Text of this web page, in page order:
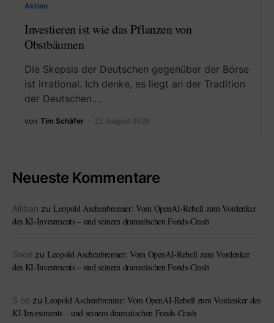
Aktien
Investieren ist wie das Pflanzen von
Obstbäumen
Die Skepsis der Deutschen gegenüber der Börse
ist irrational. Ich denke, es liegt an der Tradition
der Deutschen.…
von Tim Schäfer 22. August 2020
Neueste Kommentare
Alliban zu Leopold Aschenbrenner: Vom OpenAI-Rebell zum Vordenker
des KI-Investments – und seinem dramatischen Fonds-Crash
Snoo zu Leopold Aschenbrenner: Vom OpenAI-Rebell zum Vordenker
des KI-Investments – und seinem dramatischen Fonds-Crash
S oo zu Leopold Aschenbrenner: Vom OpenAI-Rebell zum Vordenker des
KI-Investments – und seinem dramatischen Fonds-Crash